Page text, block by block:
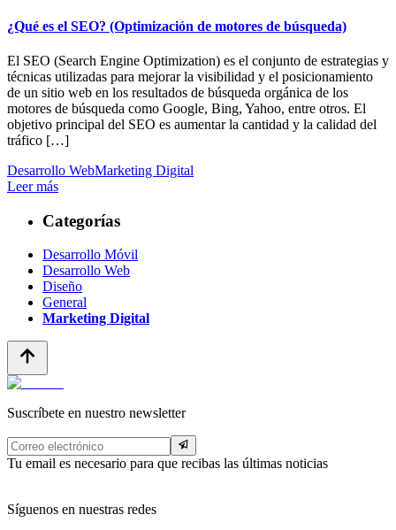
¿Qué es el SEO? (Optimización de motores de búsqueda)
El SEO (Search Engine Optimization) es el conjunto de estrategias y
técnicas utilizadas para mejorar la visibilidad y el posicionamiento
de un sitio web en los resultados de búsqueda orgánica de los
motores de búsqueda como Google, Bing, Yahoo, entre otros. El
objetivo principal del SEO es aumentar la cantidad y la calidad del
tráfico […]
Desarrollo WebMarketing Digital
Leer más
Categorías
Desarrollo Móvil
Desarrollo Web
Diseño
General
Marketing Digital
Suscríbete en nuestro newsletter
Tu email es necesario para que recibas las últimas noticias
Síguenos en nuestras redes